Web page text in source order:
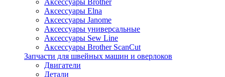
Аксессуары Brother
Аксессуары Elna
Аксессуары Janome
Аксессуары универсальные
Аксессуары Sew Line
Аксессуары Brother ScanCut
Запчасти для швейных машин и оверлоков
Двигатели
Детали